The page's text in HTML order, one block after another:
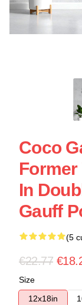
Coco
Former
In
Gauff
(5
€22.77
Size
12x18in